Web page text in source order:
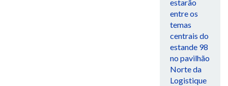
estarão
entre os
temas
centrais do
estande 98
no pavilhão
Norte da
Logistique